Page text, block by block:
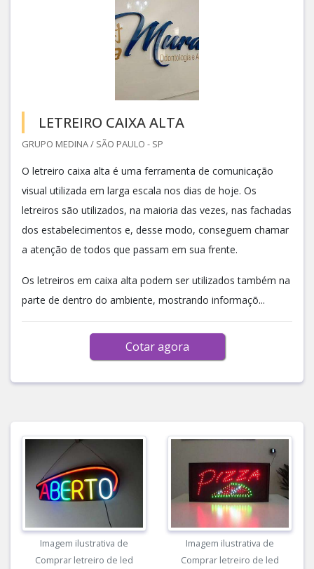
LETREIRO CAIXA ALTA
GRUPO MEDINA / SÃO PAULO - SP
O letreiro caixa alta é uma ferramenta de comunicação
visual utilizada em larga escala nos dias de hoje. Os
letreiros são utilizados, na maioria das vezes, nas fachadas
dos estabelecimentos e, desse modo, conseguem chamar
a atenção de todos que passam em sua frente.
Os letreiros em caixa alta podem ser utilizados também na
parte de dentro do ambiente, mostrando informaçõ...
Cotar agora
Imagem ilustrativa de
Comprar letreiro de led
Imagem ilustrativa de
Comprar letreiro de led